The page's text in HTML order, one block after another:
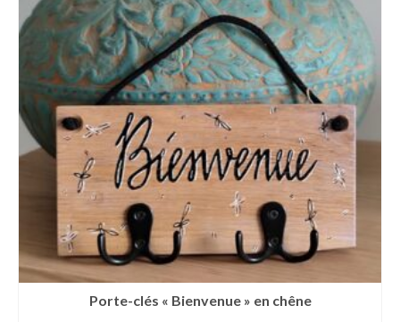
Porte-clés « Bienvenue » en chêne